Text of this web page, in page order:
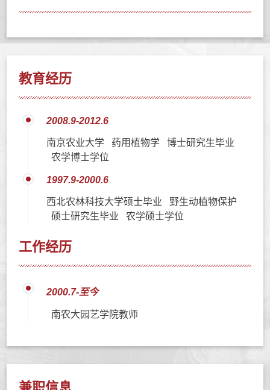
教育经历
2008.9-2012.6
南京农业大学 药用植物学 博士研究生毕业
农学博士学位
1997.9-2000.6
西北农林科技大学硕士毕业 野生动植物保护
硕士研究生毕业 农学硕士学位
工作经历
2000.7-至今
南农大园艺学院教师